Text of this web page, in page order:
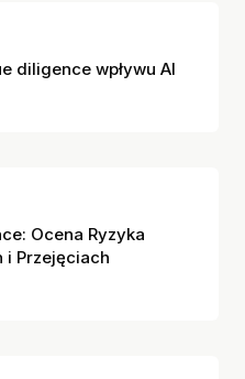
diligence wpływu AI
Ocena Ryzyka
i Przejęciach